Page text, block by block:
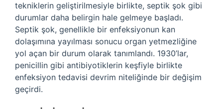
tekniklerin geliştirilmesiyle birlikte, septik şok gibi
durumlar daha belirgin hale gelmeye başladı.
Septik şok, genellikle bir enfeksiyonun kan
dolaşımına yayılması sonucu organ yetmezliğine
yol açan bir durum olarak tanımlandı. 1930’lar,
penicillin gibi antibiyotiklerin keşfiyle birlikte
enfeksiyon tedavisi devrim niteliğinde bir değişim
geçirdi.